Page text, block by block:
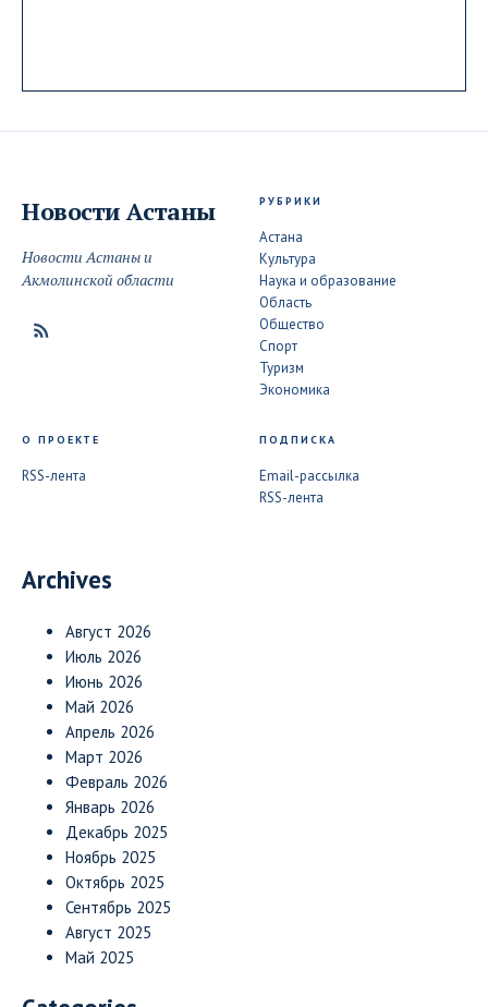
Новости Астаны
Новости Астаны и
Акмолинской области
РУБРИКИ
Астана
Культура
Наука и образование
Область
Общество
Спорт
Туризм
Экономика
О ПРОЕКТЕ
RSS-лента
ПОДПИСКА
Email-рассылка
RSS-лента
Archives
Август 2026
Июль 2026
Июнь 2026
Май 2026
Апрель 2026
Март 2026
Февраль 2026
Январь 2026
Декабрь 2025
Ноябрь 2025
Октябрь 2025
Сентябрь 2025
Август 2025
Май 2025